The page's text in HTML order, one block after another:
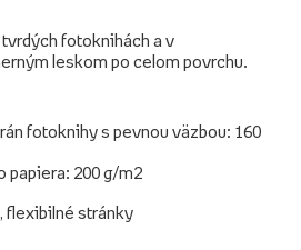
fotoknihách a v
leskom po celom povrchu.
fotoknihy s pevnou väzbou: 160
papiera: 200 g/m2
flexibilné stránky